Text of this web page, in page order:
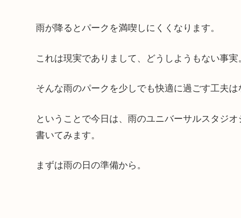
雨が降るとパークを満喫しにくくなります。
これは現実でありまして、どうしようもない事実
そんな雨のパークを少しでも快適に過ごす工夫は
ということで今日は、雨のユニバーサルスタジ
書いてみます。
まずは雨の日の準備から。